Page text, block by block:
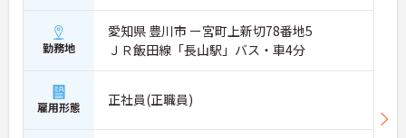
勤務地
愛知県 豊川市 ー宮町上新切78番地5
ＪＲ飯田線「長山駅」バス・車4分
雇用形態 正社員(正職員)